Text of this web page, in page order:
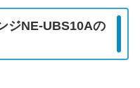
ジNE-UBS10Aの